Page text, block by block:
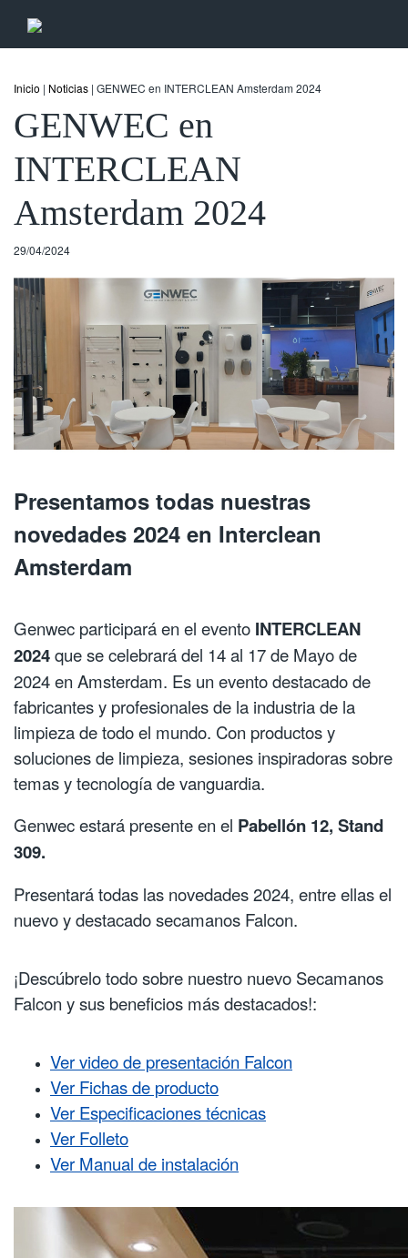
Inicio | Noticias | GENWEC en INTERCLEAN Amsterdam 2024
GENWEC en
INTERCLEAN
Amsterdam 2024
29/04/2024
Presentamos todas nuestras
novedades 2024 en Interclean
Amsterdam
Genwec participará en el evento INTERCLEAN
2024que se celebrará del 14 al 17 de Mayo de
2024 en Amsterdam. Es un evento destacado de
fabricantes y profesionales de la industria de la
limpieza de todo el mundo. Con productos y
soluciones de limpieza, sesiones inspiradoras sobre
temas y tecnología de vanguardia.
Genwec estará presente en el Pabellón 12, Stand
309.
Presentará todas las novedades 2024, entre ellas el
nuevo y destacado secamanos Falcon.
¡Descúbrelo todo sobre nuestro nuevo Secamanos
Falcon y sus beneficios más destacados!:
Ver video de presentación Falcon
Ver Fichas de producto
Ver Especificaciones técnicas
Ver Folleto
Ver Manual de instalación